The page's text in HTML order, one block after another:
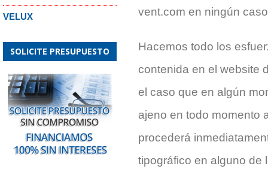
VELUX
SOLICITE PRESUPUESTO
vent.com en ningún
Hacemos todo los
contenida en el website
el caso que en algún
ajeno en todo momento
procederá
tipográfico en alguno de